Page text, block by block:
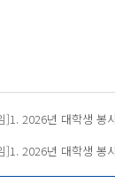
]1. 2026년 대학생 봉
]1. 2026년 대학생 봉